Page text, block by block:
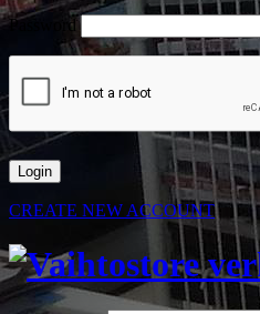
Password
CREATE NEW ACCOUNT